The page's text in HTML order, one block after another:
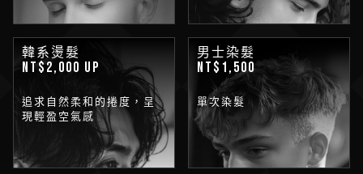
韓系燙髮
NT$2,000 up
追求自然柔和的捲度，呈
現輕盈空氣感
男士染髮
NT$1,500
單次染髮